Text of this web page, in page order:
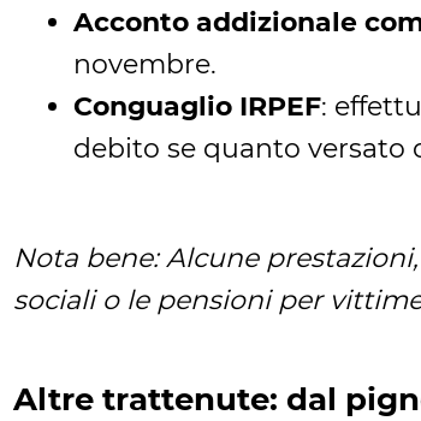
Acconto addizionale
novembre.
Conguaglio IRPEF:
debito se quanto versato
Nota bene: Alcune
sociali o le pensioni per
Altre trattenute: dal